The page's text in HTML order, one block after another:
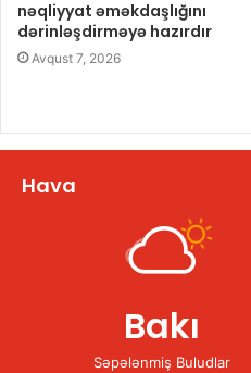
nəqliyyat əməkdaşlığını
dərinləşdirməyə hazırdır
Avqust 7, 2026
Hava
Bakı
Səpələnmiş Buludlar